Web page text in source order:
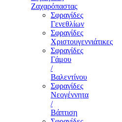
Ζαχαρόπαστας
Σφραγίδες
Γενεθλίων
Σφραγίδες
Χριστουγεννιάτικες
Σφραγίδες
Γάμου
/
Βαλεντίνου
Σφραγίδες
Νεογέννητα
/
Βάπτιση